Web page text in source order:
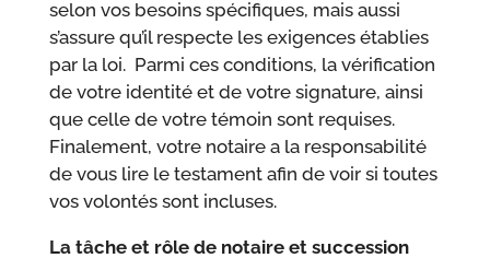
selon vos besoins spécifiques, mais aussi
s’assure qu’il respecte les exigences établies
par la loi. Parmi ces conditions, la vérification
de votre identité et de votre signature, ainsi
que celle de votre témoin sont requises.
Finalement, votre notaire a la responsabilité
de vous lire le testament afin de voir si toutes
vos volontés sont incluses.
La tâche et rôle de notaire et succession